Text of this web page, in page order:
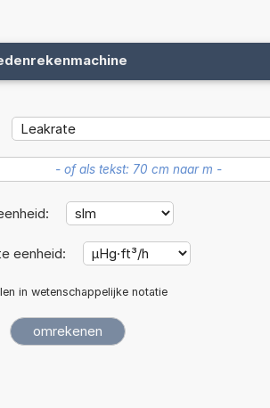
eenheid:
in wetenschappelijke notatie